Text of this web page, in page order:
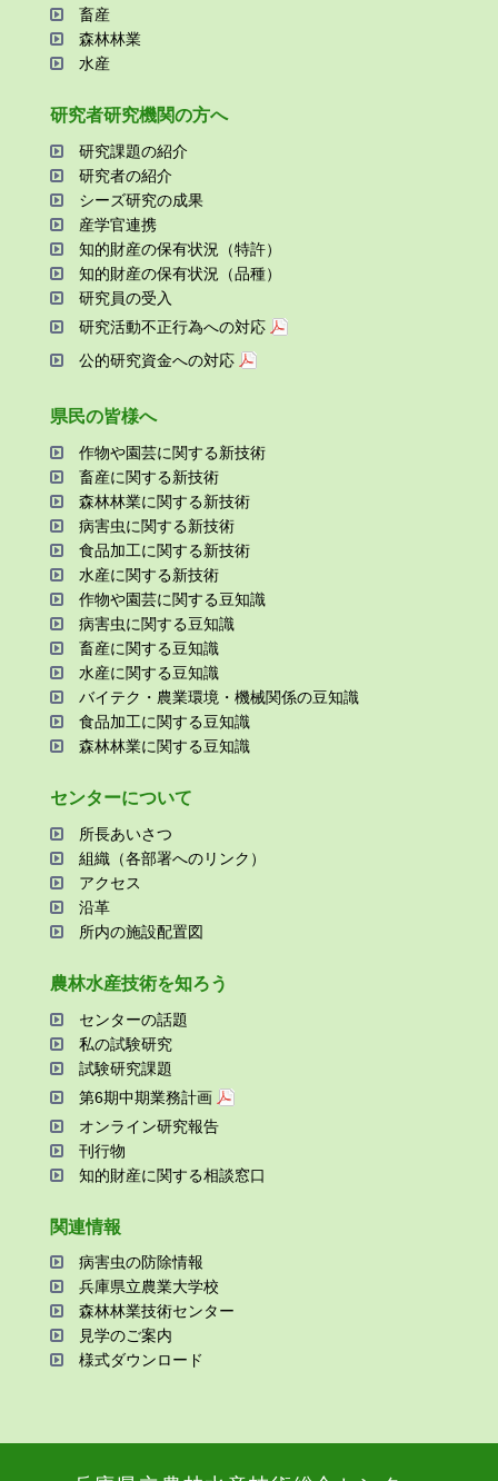
畜産
森林林業
⽔産
研究者研究機関の⽅へ
研究課題の紹介
研究者の紹介
シーズ研究の成果
産学官連携
知的財産の保有状況（特許）
知的財産の保有状況（品種）
研究員の受⼊
研究活動不正⾏為への対応
公的研究資金への対応
県⺠の皆様へ
作物や園芸に関する新技術
畜産に関する新技術
森林林業に関する新技術
病害⾍に関する新技術
⾷品加⼯に関する新技術
⽔産に関する新技術
作物や園芸に関する⾖知識
病害⾍に関する⾖知識
畜産に関する⾖知識
⽔産に関する⾖知識
バイテク・農業環境・機械関係の⾖知識
⾷品加⼯に関する⾖知識
森林林業に関する⾖知識
センターについて
所⻑あいさつ
組織（各部署へのリンク）
アクセス
沿⾰
所内の施設配置図
農林⽔産技術を知ろう
センターの話題
私の試験研究
試験研究課題
第6期中期業務計画
オンライン研究報告
刊⾏物
知的財産に関する相談窓⼝
関連情報
病害⾍の防除情報
兵庫県⽴農業⼤学校
森林林業技術センター
⾒学のご案内
様式ダウンロード